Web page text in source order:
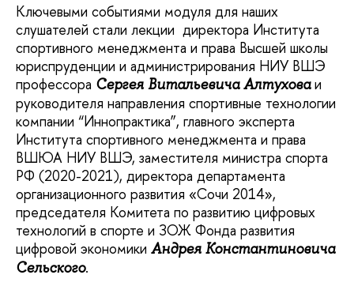
Ключевыми событиями модуля для наших
слушателей стали лекции директора Института
спортивного менеджмента и права Высшей школы
юриспруденции и администрирования НИУ ВШЭ
профессора Сергея Витальевича Алтуховаи
руководителя направления спортивные технологии
компании “Иннопрактика”, главного эксперта
Института спортивного менеджмента и права
ВШЮА НИУ ВШЭ, заместителя министра спорта
РФ (2020-2021), директора департамента
организационного развития «Сочи 2014»,
председателя Комитета по развитию цифровых
технологий в спорте и ЗОЖ Фонда развития
цифровой экономики Андрея Константиновича
Сельского.